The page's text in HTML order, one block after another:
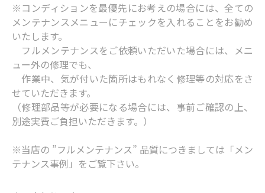
※コンディションを最優先にお考えの場合には、全ての
メンテナンスメニューにチェックを入れることをお勧め
いたします。
フルメンテナンスをご依頼いただいた場合には、メニ
ュー外の修理でも、
作業中、気が付いた箇所はもれなく修理等の対応をさ
せていただきます。
（修理部品等が必要になる場合には、事前ご確認の上、
別途実費ご負担いただきます。）
※当店の ”フルメンテナンス” 品質につきましては 「メン
テナンス事例」 をご覧下さい。